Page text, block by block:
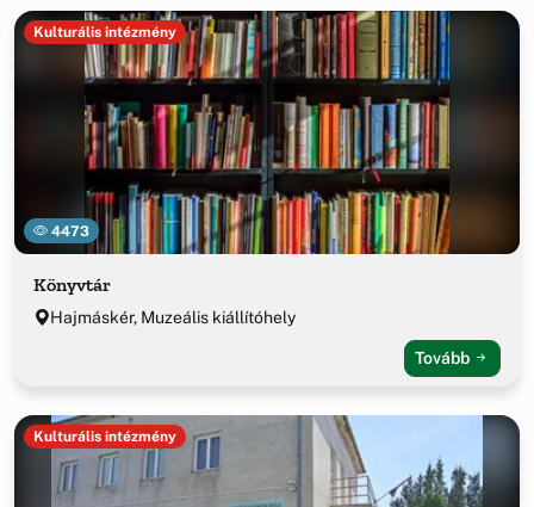
4473
Kulturális intézmény
Könyvtár
Hajmáskér, Muzeális kiállítóhely
Tovább
Kulturális intézmény